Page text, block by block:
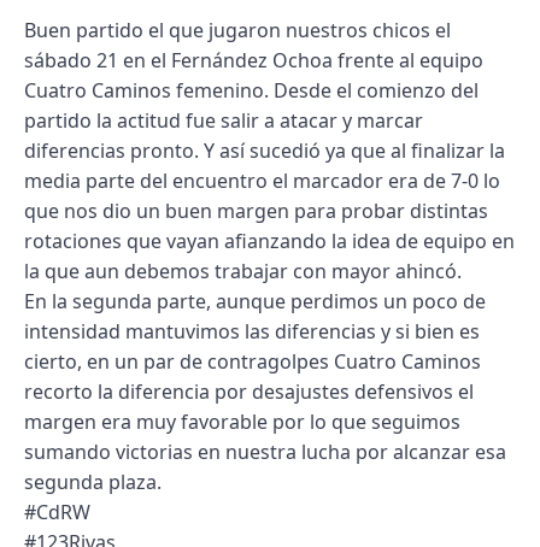
Buen partido el que jugaron nuestros chicos el
sábado 21 en el Fernández Ochoa frente al equipo
Cuatro Caminos femenino. Desde el comienzo del
partido la actitud fue salir a atacar y marcar
diferencias pronto. Y así sucedió ya que al finalizar la
media parte del encuentro el marcador era de 7-0 lo
que nos dio un buen margen para probar distintas
rotaciones que vayan afianzando la idea de equipo en
la que aun debemos trabajar con mayor ahincó.
En la segunda parte, aunque perdimos un poco de
intensidad mantuvimos las diferencias y si bien es
cierto, en un par de contragolpes Cuatro Caminos
recorto la diferencia por desajustes defensivos el
margen era muy favorable por lo que seguimos
sumando victorias en nuestra lucha por alcanzar esa
segunda plaza.
#CdRW
#123Rivas